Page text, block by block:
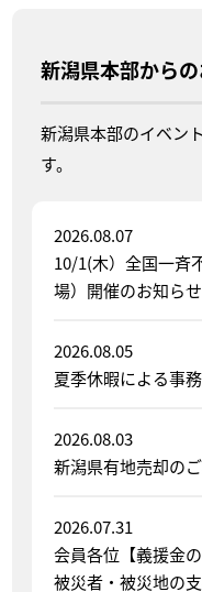
新潟県本部からの
新潟県本部のイベン
す。
2026.08.07
10/1(木）全国一斉
場）開催のお知らせ
2026.08.05
夏季休暇による事
2026.08.03
新潟県有地売却の
2026.07.31
会員各位【義援金
被災者・被災地の